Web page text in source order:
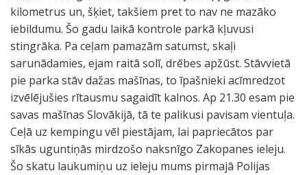
kilometrus un, šķiet, takšiem pret to nav ne mazāko
iebildumu. Šo gadu laikā kontrole parkā kļuvusi
stingrāka. Pa ceļam pamazām satumst, skaļi
sarunādamies, ejam raitā solī, drēbes apžūst. Stāvvietā
pie parka stāv dažas mašīnas, to īpašnieki acīmredzot
izvēlējušies rītausmu sagaidīt kalnos. Ap 21.30 esam pie
savas mašīnas Slovākijā, tā te palikusi pavisam vientuļa.
Ceļā uz kempingu vēl piestājam, lai papriecātos par
sīkās uguntiņās mirdzošo naksnīgo Zakopanes ieleju.
Šo skatu laukumiņu uz ieleju mums pirmajā Polijas